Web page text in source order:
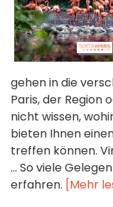
gehen in die
Paris, der Region
nicht wissen,
bieten Ihnen
treffen können.
... So viele
erfahren. [Mehr